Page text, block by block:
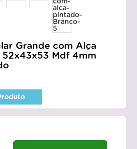
Grande com Alça
52x43x53 Mdf 4mm